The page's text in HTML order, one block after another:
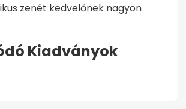
zenét kedvelőnek nagyon
Kiadványok